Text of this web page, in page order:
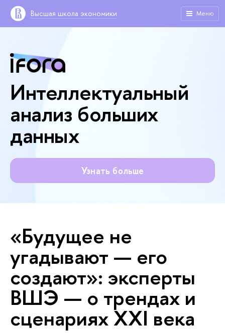
Высшая школа экономики Меню
Интеллектуальный
анализ больших
данных
Узнать больше
«Будущее не
угадывают — его
создают»: эксперты
ВШЭ — о трендах и
сценариях XXI века